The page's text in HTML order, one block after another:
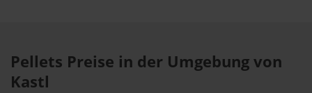
Pellets Preise in der Umgebung von
Kastl